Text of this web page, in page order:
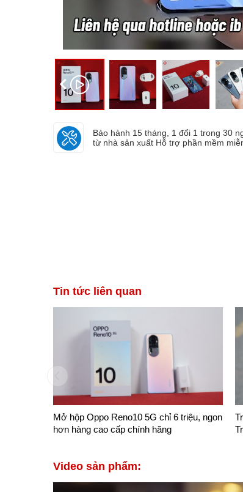
Bảo hành 15 tháng, 1 đổi 1 trong 30
từ nhà sản xuất Hỗ trợ phần mềm
Tin tức liên quan
Mở hộp Oppo Reno10 5G chỉ 6 triệu, ngon
hơn hàng cao cấp chính hãng
Video sản phẩm: